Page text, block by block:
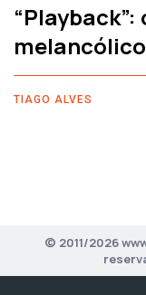
TIAGO ALVES
© 2011/2026